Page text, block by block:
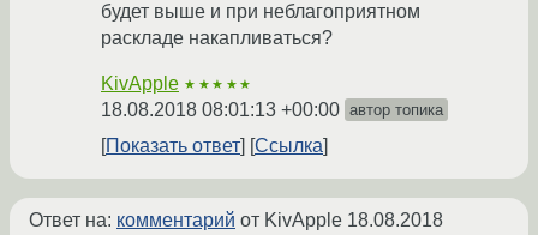
будет выше и при неблагоприятном
раскладе накапливаться?
KivApple ★★★★★
18.08.2018 08:01:13 +00:00 автор топика
Показать ответ Ссылка
Ответ на: комментарий от KivApple 18.08.2018